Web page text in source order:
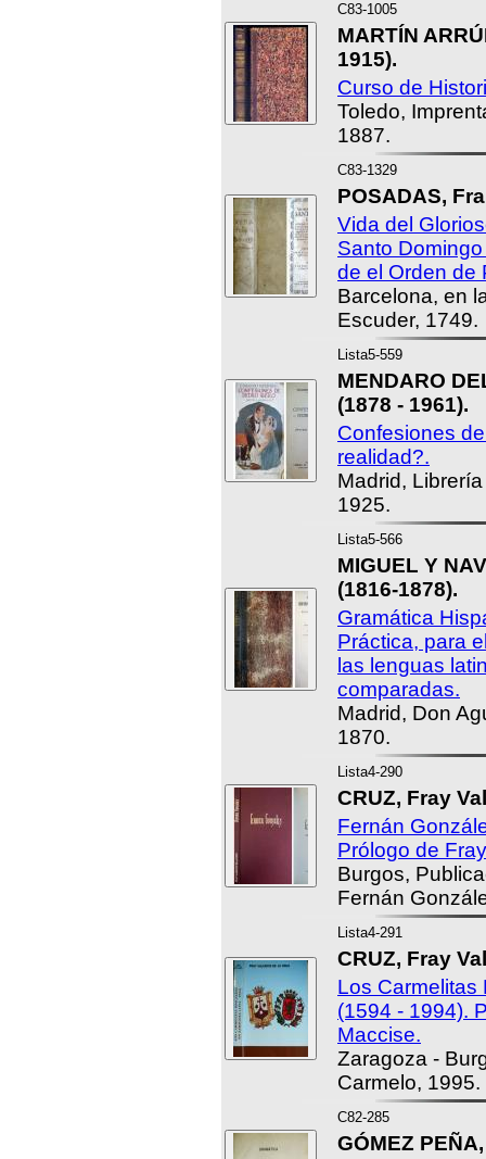
C83-1005
MARTÍN
1915).
Curso de
Toledo,
1887.
C83-1329
POSADAS,
Vida del
Santo
de el Orden de
Barcelona, en
Escuder, 1749.
Lista5-559
MENDARO
(1878 - 1961).
Confesiones
realidad?.
Madrid,
1925.
Lista5-566
MIGUEL Y
(1816-1878).
Gramática
Práctica, para
las lenguas
comparadas.
Madrid, Don
1870.
Lista4-290
CRUZ, Fray
Fernán
Prólogo de
Burgos,
Fernán
Lista4-291
CRUZ, Fray
Los Carmelitas
(1594 - 1994).
Maccise.
Zaragoza -
Carmelo, 1995.
C82-285
GÓMEZ